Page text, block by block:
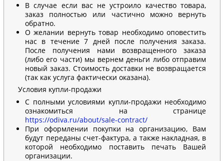
В случае если вас не устроило качество товара,
заказ полностью или частично можно вернуть
обратно.
О желании вернуть товар необходимо оповестить
нас в течение 7 дней после получения заказа.
После получения нами возвращенного заказа
(либо его части) мы вернем деньги либо отправим
новый заказ. Стоимость доставки не возвращается
(так как услуга фактически оказана).
Условия купли-продажи
С полными условиями купли-продажи необходимо
ознакомиться на странице
https://odiva.ru/about/sale-contract/
При оформлении покупки на организацию, Вам
будут переданы счет-фактура, а также накладная, в
которой необходимо поставить печать Вашей
организации.